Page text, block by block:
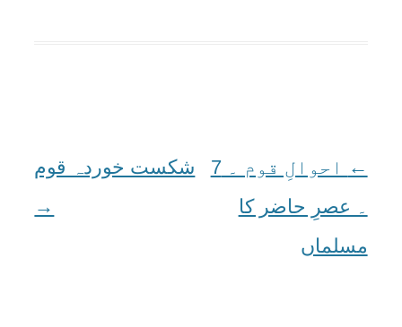
Post
navigation
←
احوالِ قوم ۔ 7
۔ عصرِ حاضر کا
مسلماں
شکست خوردہ قوم
→